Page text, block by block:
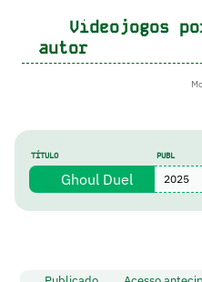
Videojogos
autor
TÍTULO PUBL
Ghoul Duel 2025